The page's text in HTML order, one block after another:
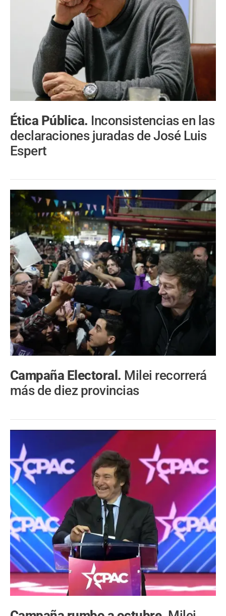
Ética Pública. Inconsistencias en las
declaraciones juradas de José Luis
Espert
Campaña Electoral. Milei recorrerá
más de diez provincias